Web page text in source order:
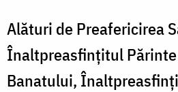
credinței
ortodoxe”
Alături de Preafericirea
Înaltpreasfințitul
Banatului,